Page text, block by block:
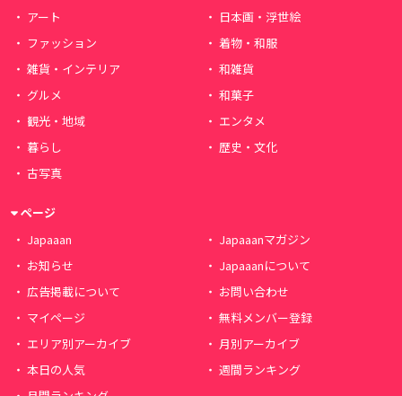
アート
日本画・浮世絵
ファッション
着物・和服
雑貨・インテリア
和雑貨
グルメ
和菓子
観光・地域
エンタメ
暮らし
歴史・文化
古写真
ページ
Japaaan
Japaaanマガジン
お知らせ
Japaaanについて
広告掲載について
お問い合わせ
マイページ
無料メンバー登録
エリア別アーカイブ
月別アーカイブ
本日の人気
週間ランキング